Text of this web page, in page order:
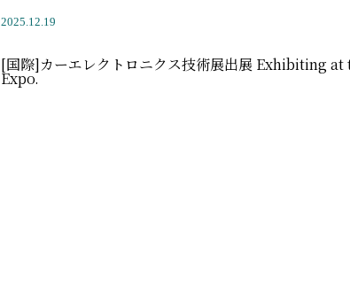
2025.12.19
[国際]カーエレクトロニクス技術展出展 Exhibiting
Expo.